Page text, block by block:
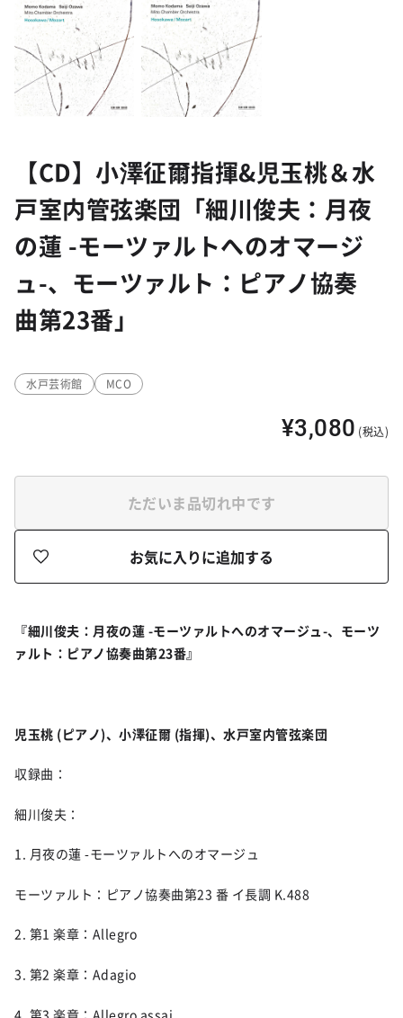
【CD】小澤征爾指揮&児玉桃＆水
戸室内管弦楽団「細川俊夫：月夜
の蓮 -モーツァルトへのオマージ
ュ-、モーツァルト：ピアノ協奏
曲第23番」
水戸芸術館 MCO
¥3,080 (税込)
ただいま品切れ中です
お気に入りに追加する
『細川俊夫：月夜の蓮 -モーツァルトへのオマージュ-、モーツ
ァルト：ピアノ協奏曲第23番』
児玉桃 (ピアノ)、小澤征爾 (指揮)、水戸室内管弦楽団
収録曲：
細川俊夫：
1. 月夜の蓮 -モーツァルトへのオマージュ
モーツァルト：ピアノ協奏曲第23 番 イ長調 K.488
2. 第1 楽章：Allegro
3. 第2 楽章：Adagio
4. 第3 楽章：Allegro assai